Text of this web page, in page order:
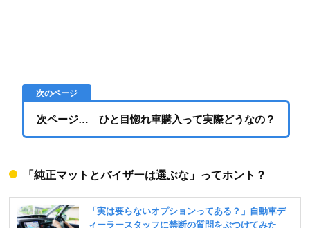
次ページ… ひと目惚れ車購入って実際どうなの？
「純正マットとバイザーは選ぶな」ってホント？